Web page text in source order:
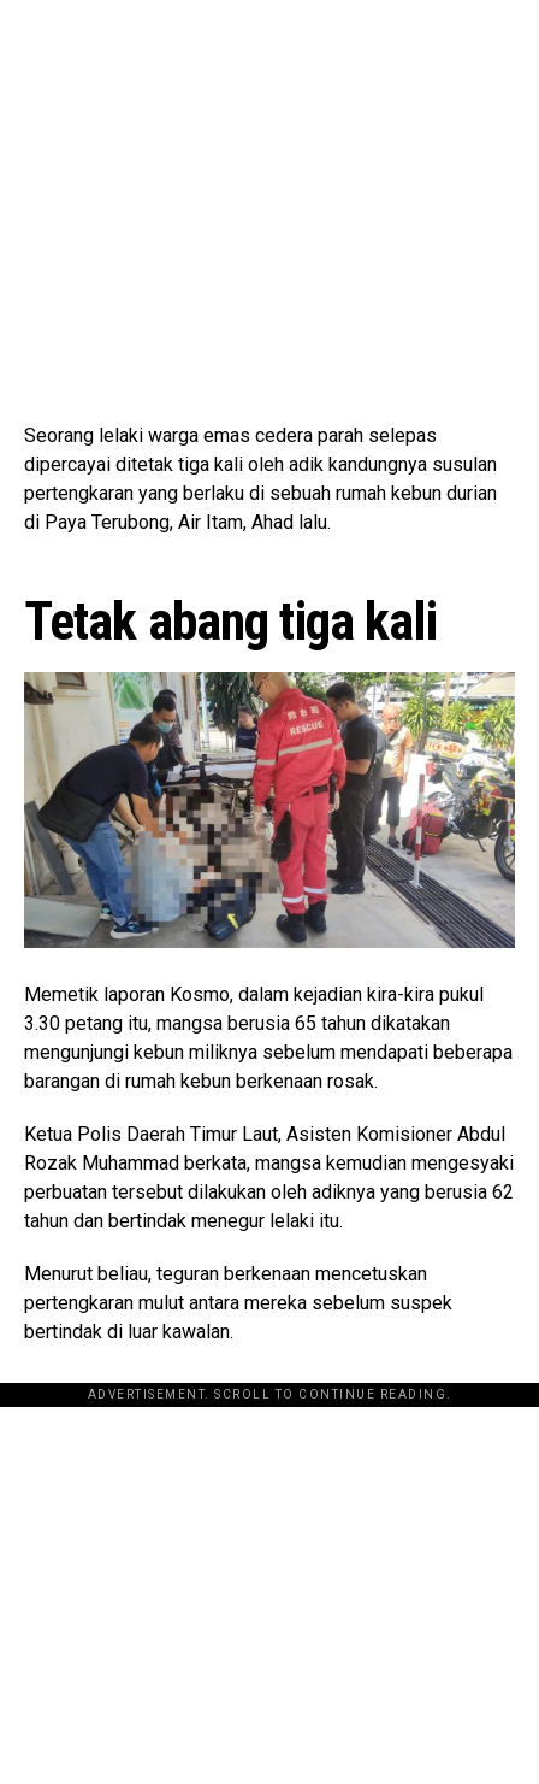
Seorang lelaki warga emas cedera parah selepas
dipercayai ditetak tiga kali oleh adik kandungnya susulan
pertengkaran yang berlaku di sebuah rumah kebun durian
di Paya Terubong, Air Itam, Ahad lalu.
Tetak abang tiga kali
Memetik laporan Kosmo, dalam kejadian kira-kira pukul
3.30 petang itu, mangsa berusia 65 tahun dikatakan
mengunjungi kebun miliknya sebelum mendapati beberapa
barangan di rumah kebun berkenaan rosak.
Ketua Polis Daerah Timur Laut, Asisten Komisioner Abdul
Rozak Muhammad berkata, mangsa kemudian mengesyaki
perbuatan tersebut dilakukan oleh adiknya yang berusia 62
tahun dan bertindak menegur lelaki itu.
Menurut beliau, teguran berkenaan mencetuskan
pertengkaran mulut antara mereka sebelum suspek
bertindak di luar kawalan.
ADVERTISEMENT. SCROLL TO CONTINUE READING.